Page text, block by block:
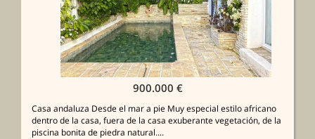
900.000 €
Casa andaluza Desde el mar a pie Muy especial estilo africano
dentro de la casa, fuera de la casa exuberante vegetación, de la
piscina bonita de piedra natural....